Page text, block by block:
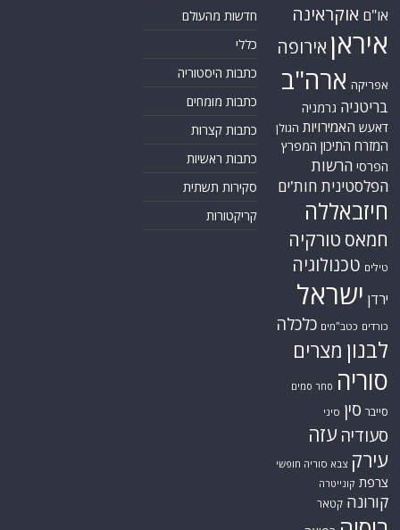
או"ם אוקראינה
איראן אירופה
אפריקה ארה"ב
בריטניה גרמניה
דאעש האמירויות הגולן
המזרח התיכון המפרץ
הפרסי הרשות
הפלסטינית חות'ים
חיזבאללה
חמאס טורקיה
טילים טכנולוגיה
ירדן ישראל
כורדים כטב"מים כלכלה
לבנון מצרים
סוריה סחר סמים
סייבר סין סיני
סעודיה עזה
עירק צבא סוריה חופשי
צרפת קונייטרה
קורונה קטאר
חדשות מהעולם
כללי
כתבות היסטוריה
כתבות מומחים
כתבות קצרות
כתבות ראשיות
סקירות תשתית
קריקטורות